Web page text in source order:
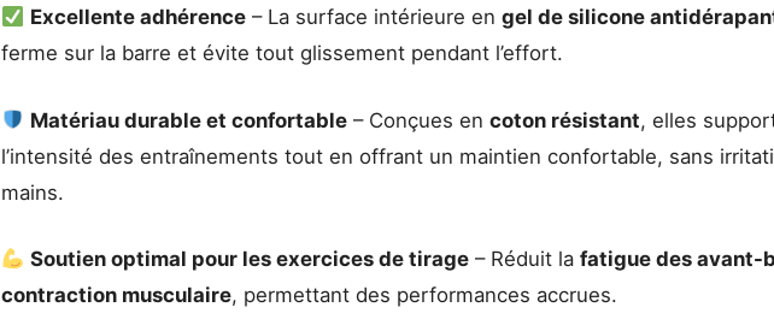
Excellente adhérence – La surface intérieure engel de silicone
ferme sur la barre et évite tout glissement pendant l’effort.
Matériau durable et confortable – Conçues encoton résistant, elles
l’intensité des entraînements tout en offrant un maintien confortable, sans
mains.
Soutien optimal pour les exercices de tirage – Réduit lafatigue des avant-
contraction musculaire, permettant des performances accrues.